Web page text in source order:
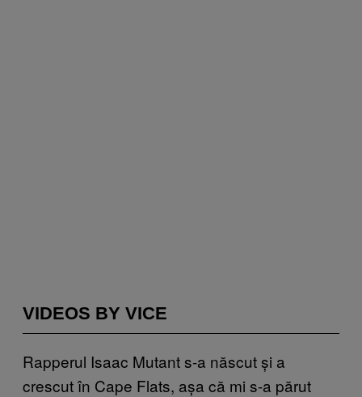
VIDEOS BY VICE
Rapperul Isaac Mutant s-a născut și a
crescut în Cape Flats, așa că mi s-a părut